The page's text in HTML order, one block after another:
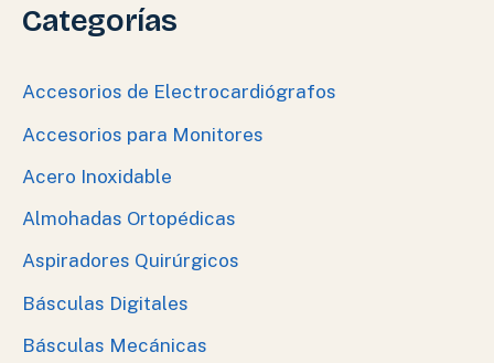
Categorías
Accesorios de Electrocardiógrafos
Accesorios para Monitores
Acero Inoxidable
Almohadas Ortopédicas
Aspiradores Quirúrgicos
Básculas Digitales
Básculas Mecánicas